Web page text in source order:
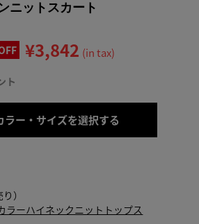
ニットスカート
¥3,842 (in tax)
ト
ラー・サイズを選択する
）
ラーハイネックニットトップス